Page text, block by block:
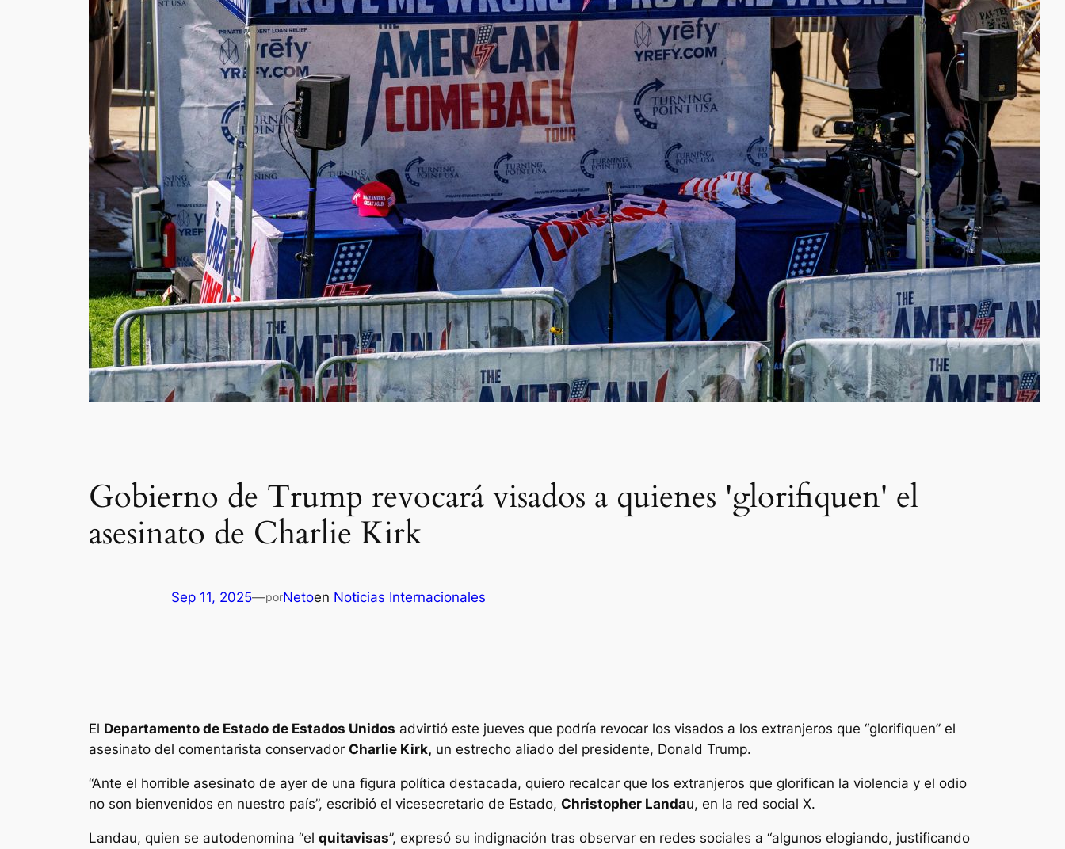
Gobierno de Trump revocará visados a quienes 'glorifiquen' el
asesinato de Charlie Kirk
Sep 11, 2025—porNetoen Noticias Internacionales
El Departamento de Estado de Estados Unidos advirtió este jueves que podría revocar los visados a los extranjeros que “glorifiquen” el
asesinato del comentarista conservador Charlie Kirk, un estrecho aliado del presidente, Donald Trump.
“Ante el horrible asesinato de ayer de una figura política destacada, quiero recalcar que los extranjeros que glorifican la violencia y el odio
no son bienvenidos en nuestro país”, escribió el vicesecretario de Estado, Christopher Landau, en la red social X.
Landau, quien se autodenomina “el quitavisas”, expresó su indignación tras observar en redes sociales a “algunos elogiando, justificando